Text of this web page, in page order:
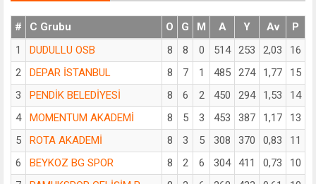
# C Grubu O G M A Y Av
P
1
DUDULLU OSB 8 8 0 514 253 2,03
16
2
DEPAR İSTANBUL 8 7 1 485 274 1,77
15
3
PENDİK BELEDİYESİ 8 6 2 450 294 1,53
14
4
MOMENTUM AKADEMİ 8 5 3 453 387 1,17
13
5
ROTA AKADEMİ 8 3 5 308 370 0,83
11
6
BEYKOZ BG SPOR 8 2 6 304 411 0,73
10